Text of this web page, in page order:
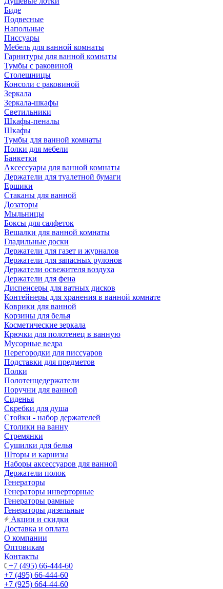
Биде
Подвесные
Напольные
Писсуары
Мебель для ванной комнаты
Гарнитуры для ванной комнаты
Тумбы с раковиной
Столешницы
Консоли с раковиной
Зеркала
Зеркала-шкафы
Светильники
Шкафы-пеналы
Шкафы
Тумбы для ванной комнаты
Полки для мебели
Банкетки
Аксессуары для ванной комнаты
Держатели для туалетной бумаги
Ершики
Стаканы для ванной
Дозаторы
Мыльницы
Боксы для салфеток
Вешалки для ванной комнаты
Гладильные доски
Держатели для газет и журналов
Держатели для запасных рулонов
Держатели освежителя воздуха
Держатели для фена
Диспенсеры для ватных дисков
Контейнеры для хранения в ванной комнате
Коврики для ванной
Корзины для белья
Косметические зеркала
Крючки для полотенец в ванную
Мусорные ведра
Перегородки для писсуаров
Подставки для предметов
Полки
Полотенцедержатели
Поручни для ванной
Сиденья
Скребки для душа
Стойки - набор держателей
Столики на ванну
Стремянки
Сушилки для белья
Шторы и карнизы
Наборы аксессуаров для ванной
Держатели полок
Генераторы
Генераторы инверторные
Генераторы рамные
Генераторы дизельные
Акции и скидки
Доставка и оплата
О компании
Оптовикам
Контакты
+7 (495) 66-444-60
+7 (495) 66-444-60
+7 (925) 664-44-60